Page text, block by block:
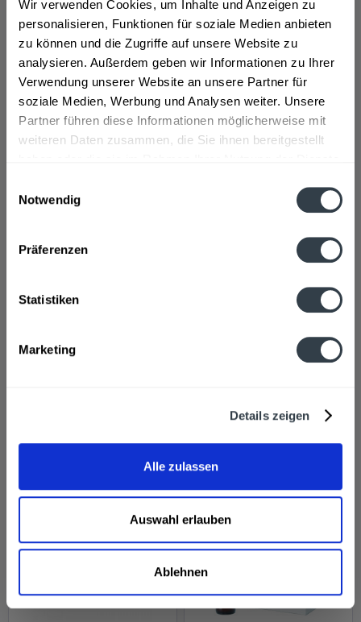
Wir verwenden Cookies, um Inhalte und Anzeigen zu
personalisieren, Funktionen für soziale Medien anbieten
zu können und die Zugriffe auf unsere Website zu
analysieren. Außerdem geben wir Informationen zu Ihrer
Verwendung unserer Website an unsere Partner für
soziale Medien, Werbung und Analysen weiter. Unsere
Partner führen diese Informationen möglicherweise mit
weiteren Daten zusammen, die Sie ihnen bereitgestellt
Notwendig
Präferenzen
Statistiken
Marketing
Details zeigen
Alle zulassen
Auswahl erlauben
Ablehnen
Schneider Weisse
Meine Hopfenweisse
TAP5 - 20 x...
Inhalt10 Liter(2,01 € * / 1 Liter)
MEHRWEG
ab 20,07 € *
+3,10 € Pfand
Brooklyn Lager 24 x
0,33l
Inhalt7.92 Liter(4,06 € * / 1 Liter)
MEHRWEG
ab 32,19 € *
+3,42 € Pfand
Brooklyn East IPA 24 x
Meantime London Pale
ab 39,99 € *
In den